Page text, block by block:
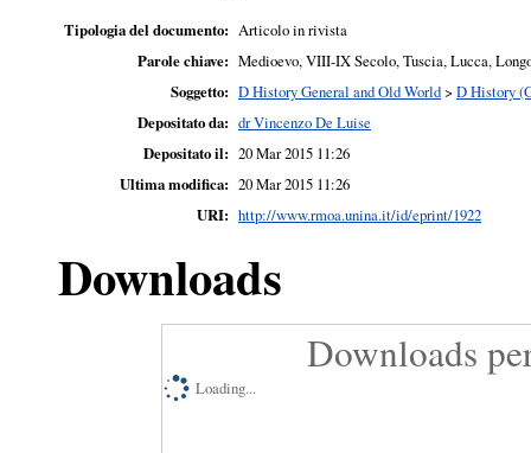
Tipologia del documento: Articolo in rivista
Parole chiave: Medioevo, VIII-IX Secolo, Tuscia, Lucca,
Soggetto: D History General and Old World> D History
Depositato da: dr Vincenzo De Luise
Depositato il: 20 Mar 2015 11:26
Ultima modifica: 20 Mar 2015 11:26
URI: http://www.rmoa.unina.it/id/eprint/1922
Downloads
Downloads
Loading...